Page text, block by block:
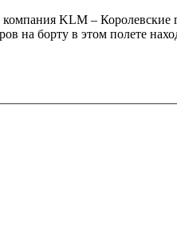
KLM –
на борту в этом полете